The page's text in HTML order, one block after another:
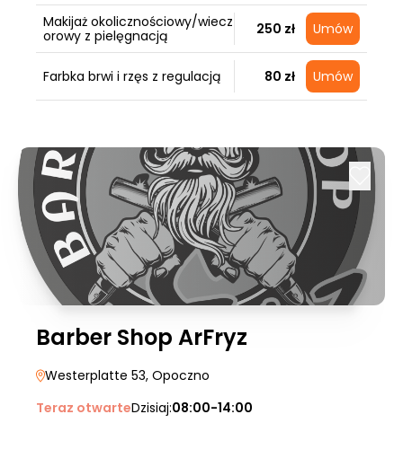
Makijaż okolicznościowy/wiecz
orowy z pielęgnacją
250 zł Umów
Farbka brwi i rzęs z regulacją 80 zł Umów
Barber Shop ArFryz
Westerplatte 53, Opoczno
Teraz otwarteDzisiaj:08:00-14:00